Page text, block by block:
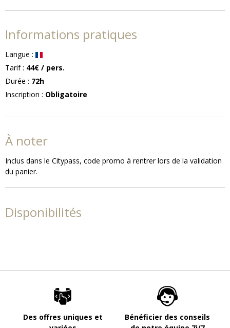
Informations pratiques
Langue :
Tarif: 44€ / pers.
Durée : 72h
Inscription : Obligatoire
À noter
Inclus dans le Citypass, code promo à rentrer lors de la validation
du panier.
Disponibilités
Des offres uniques et
Bénéficier des conseils